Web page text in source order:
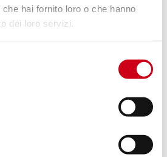
hai fornito loro o che hanno
dei loro servizi.